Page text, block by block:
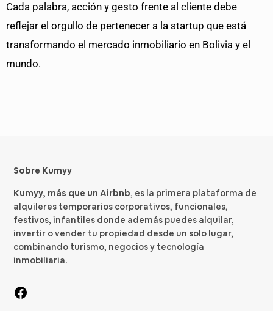
Cada palabra, acción y gesto frente al cliente debe
reflejar el orgullo de pertenecer a la startup que está
transformando el mercado inmobiliario en Bolivia y el
mundo.
Sobre Kumyy
Kumyy, más que un Airbnb, es la primera plataforma de
alquileres temporarios corporativos, funcionales,
festivos, infantiles donde además puedes alquilar,
invertir o vender tu propiedad desde un solo lugar,
combinando turismo, negocios y tecnología
inmobiliaria.